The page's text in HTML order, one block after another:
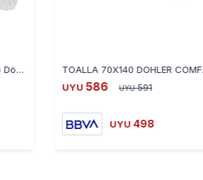
Juego de Toallas para Baño Döhler Priori 2 Piezas - BLANCO TOALLA
UYU 586 UYU 591
UYU 498